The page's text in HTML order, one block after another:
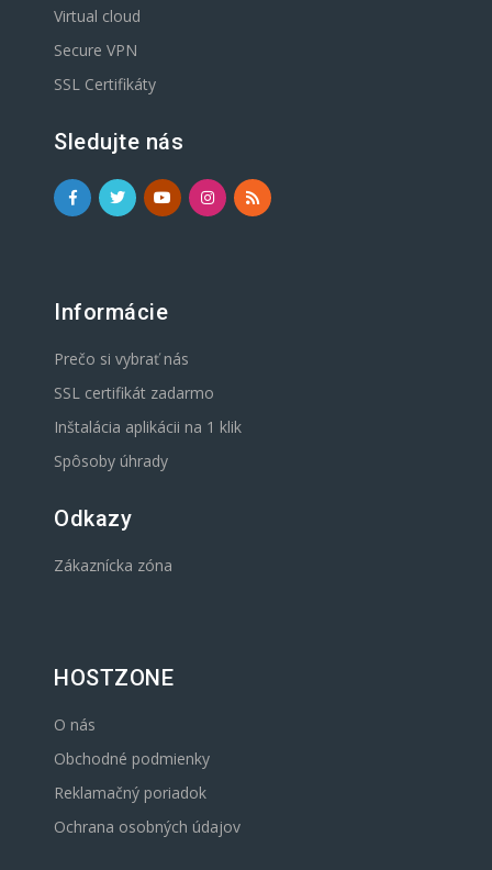
Virtual cloud
Secure VPN
SSL Certifikáty
Sledujte nás
Informácie
Prečo si vybrať nás
SSL certifikát zadarmo
Inštalácia aplikácii na 1 klik
Spôsoby úhrady
Odkazy
Zákaznícka zóna
HOSTZONE
O nás
Obchodné podmienky
Reklamačný poriadok
Ochrana osobných údajov